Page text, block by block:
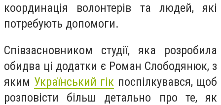
координація волонтерів та людей, які
потребують допомоги.
Співзасновником студії, яка розробила
обидва ці додатки є Роман Слободянюк, з
яким Український гік поспілкувався, щоб
розповісти більш детально про те, як